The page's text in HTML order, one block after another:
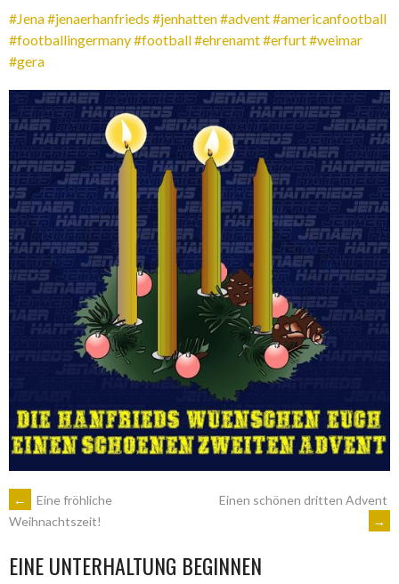
#Jena#jenaerhanfrieds #jenhatten#advent#americanfootball
#footballingermany#football#ehrenamt#erfurt#weimar
#gera
ARTIKEL-
NAVIGATION
←
Eine fröhliche
Weihnachtszeit!
Einen schönen dritten Advent
→
EINE UNTERHALTUNG BEGINNEN